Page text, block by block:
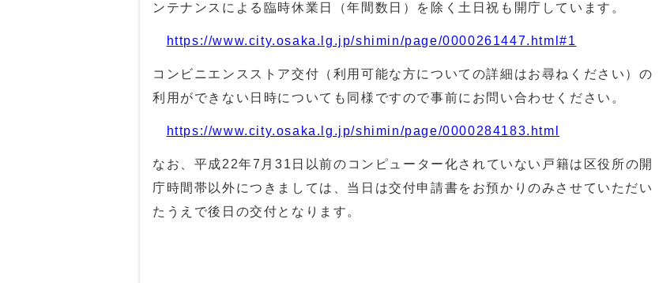
ンテナンスによる臨時休業日（年間数日）を除く土日祝も開庁しています。
https://www.city.osaka.lg.jp/shimin/page/0000261447.html#1
コンビニエンスストア交付（利用可能な方についての詳細はお尋ねください）の
利用ができない日時についても同様ですので事前にお問い合わせください。
https://www.city.osaka.lg.jp/shimin/page/0000284183.html
なお、平成22年7 月31 日以前のコンピューター化されていない戸籍は区役所の開
庁時間帯以外につきましては、当日は交付申請書をお預かりのみさせていただい
たうえで後日の交付となります。